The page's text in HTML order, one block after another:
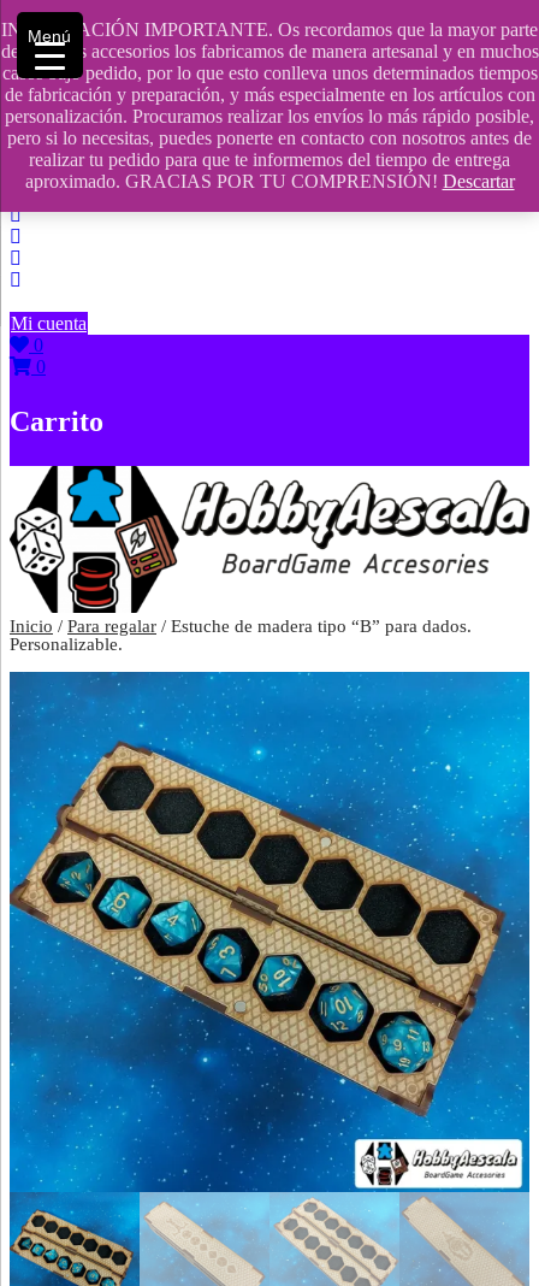
INFORMACIÓN IMPORTANTE. Os recordamos que la mayor parte
de nuestros accesorios los fabricamos de manera artesanal y en muchos
casos bajo pedido, por lo que esto conlleva unos determinados tiempos
de fabricación y preparación, y más especialmente en los artículos con
personalización. Procuramos realizar los envíos lo más rápido posible,
pero si lo necesitas, puedes ponerte en contacto con nosotros antes de
realizar tu pedido para que te informemos del tiempo de entrega
aproximado. GRACIAS POR TU COMPRENSIÓN! Descartar
Saltar
contenido
609241475 SOLO DE 10:00 a 14:00
info@hobbyaescala.com
San Fernando de Henares
10:00 - 14:00
Mi cuenta
0
0
Carrito
Inicio / Para regalar / Estuche de madera tipo “B” para dados.
Personalizable.
Menú